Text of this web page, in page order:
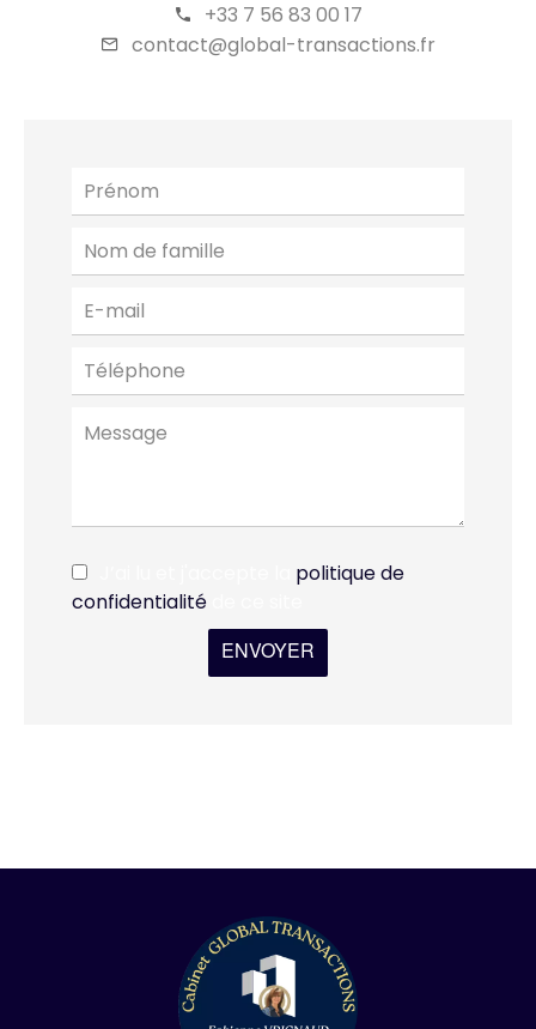
+33 7 56 83 00 17
contact@global-transactions.fr
politique de
confidentialité
ENVOYER